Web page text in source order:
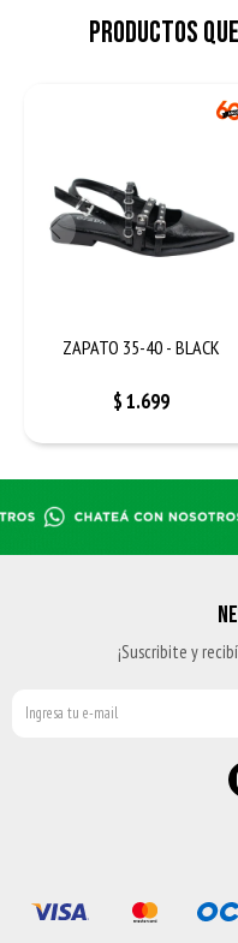
Productos
ZAPATO 35-40 - BLACK
$1.699
¡Suscribite y